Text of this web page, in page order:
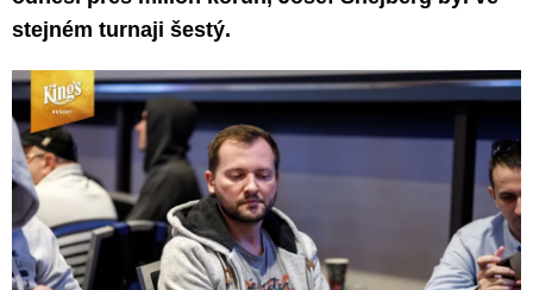
stejném turnaji šestý.